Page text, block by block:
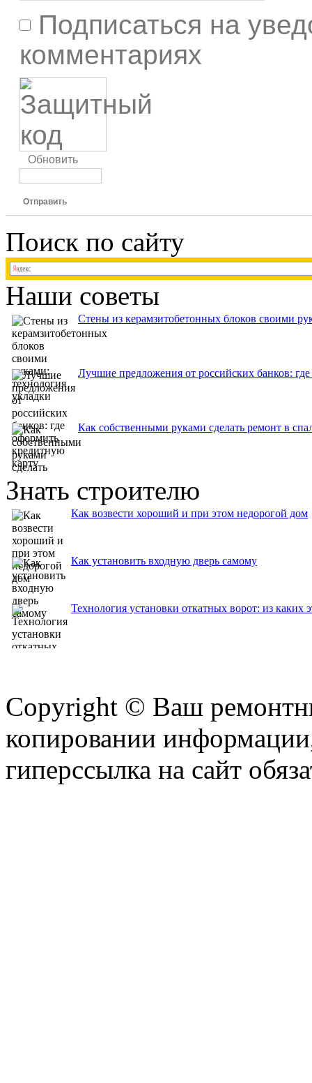
Подписаться на
комментариях
Обновить
Отправить
Поиск по сайту
Наши советы
Стены из керамзитобетонных блоков своими
Лучшие предложения от российских банков:
Как собственными руками сделать ремонт в
Знать строителю
Как возвести хороший и при этом недорогой дом
Как установить входную дверь самому
Технология установки откатных ворот: из каких
Copyright © Ваш
копировании
гиперссылка на сайт